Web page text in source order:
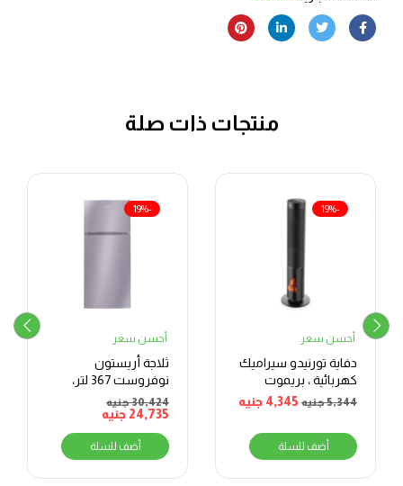
منتجات ذات صلة
-19%
أحسن سعر
دفاية تورنيدو سيراميك
كهربائية ، بريموت
كنترول، 2000 وات،
5,344جنيه 4,345 جنيه
أضف للسلة
-19%
أحسن سعر
ثلاجة أريستون
نوفروست 367 لتر،
إنفرتر، فضي
30,424جنيه
24,735 جنيه
أضف للسلة